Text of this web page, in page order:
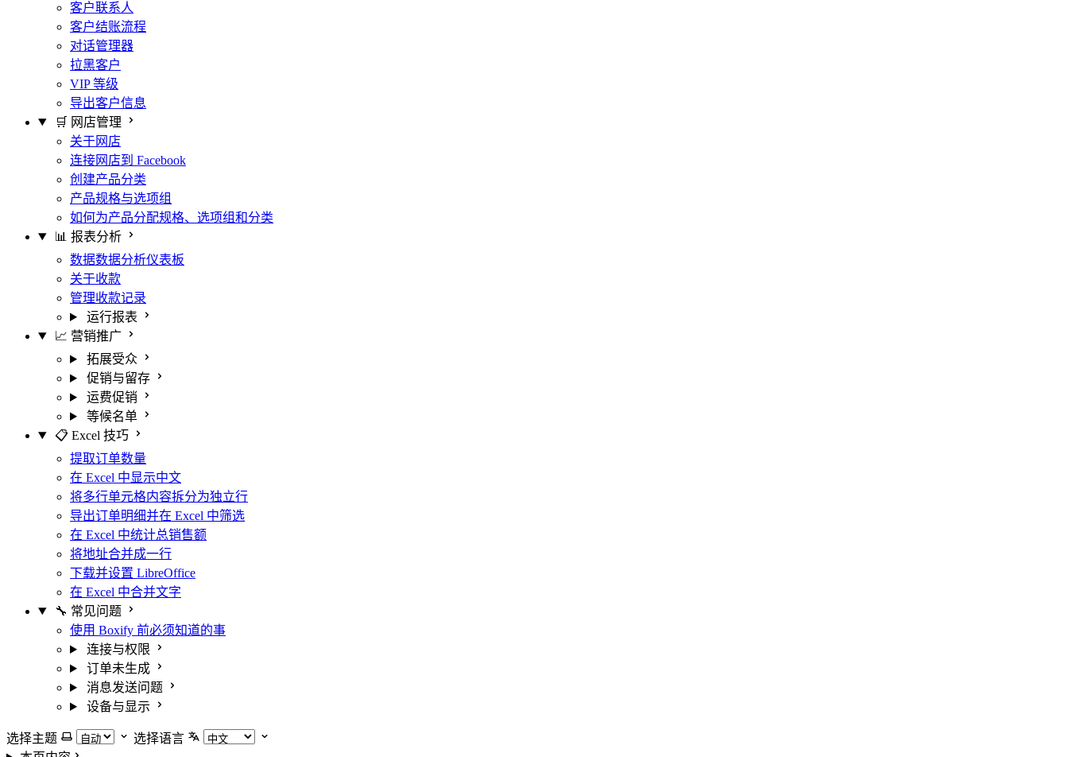
客户联系人
客户结账流程
对话管理器
拉黑客户
VIP 等级
导出客户信息
🛒 网店管理
关于网店
连接网店到 Facebook
创建产品分类
产品规格与选项组
如何为产品分配规格、选项组和分类
📊 报表分析
数据数据分析仪表板
关于收款
管理收款记录
运行报表
📈 营销推广
拓展受众
促销与留存
运费促销
等候名单
📋 Excel 技巧
提取订单数量
在 Excel 中显示中文
将多行单元格内容拆分为独立行
导出订单明细并在 Excel 中筛选
在 Excel 中统计总销售额
将地址合并成一行
下载并设置 LibreOffice
在 Excel 中合并文字
🔧 常见问题
使用 Boxify 前必须知道的事
连接与权限
订单未生成
消息发送问题
设备与显示
选择主题
选择语言